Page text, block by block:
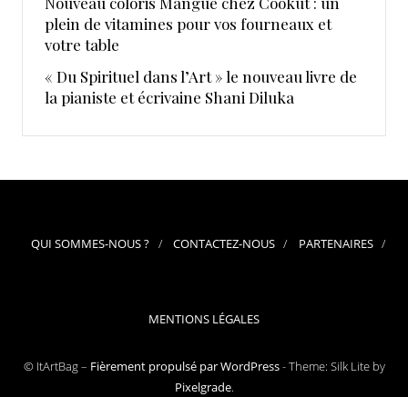
plein de vitamines pour vos fourneaux et
votre table
« Du Spirituel dans l’Art » le nouveau livre de
la pianiste et écrivaine Shani Diluka
QUI SOMMES-NOUS ? CONTACTEZ-NOUS PARTENAIRES
MENTIONS LÉGALES
© ItArtBag – Fièrement propulsé par WordPress-Theme: Silk Lite by
Pixelgrade.